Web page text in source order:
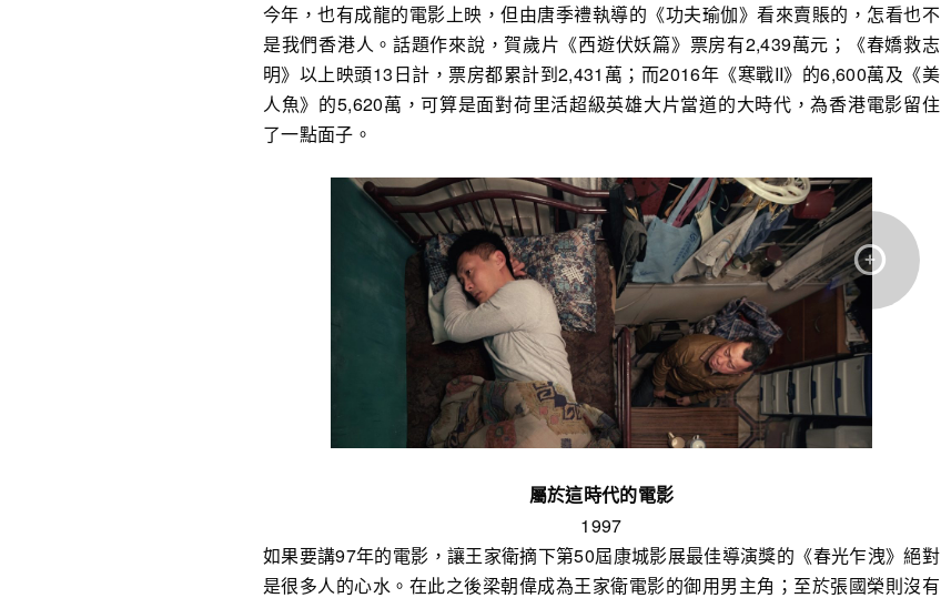
今年，也有成龍的電影上映，但由唐季禮執導的《功夫瑜伽》看來賣賬的，怎看也不
是我們香港人。話題作來說，賀歲片《西遊伏妖篇》票房有2,439萬元；《春嬌救志
明》以上映頭13日計，票房都累計到2,431萬；而2016年《寒戰II》的6,600萬及《美
人魚》的5,620萬，可算是面對荷里活超級英雄大片當道的大時代，為香港電影留住
了一點面子。
屬於這時代的電影
1997
如果要講97年的電影，讓王家衛摘下第50屆康城影展最佳導演獎的《春光乍洩》絕對
是很多人的心水。在此之後梁朝偉成為王家衛電影的御用男主角；至於張國榮則沒有